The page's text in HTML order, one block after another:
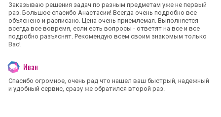
Заказываю решения задач по разным предметам уже не первый
раз. Большое спасибо Анастасии! Всегда очень подробно все
объяснено и расписано. Цена очень приемлемая. Выполняется
всегда все вовремя, если есть вопросы - ответят на все и все
подробно разъяснят. Рекомендую всем своим знакомым только
Вас!
Иван
Спасибо огромное, очень рад что нашел ваш быстрый, надежный
и удобный сервис, сразу же обратился второй раз.